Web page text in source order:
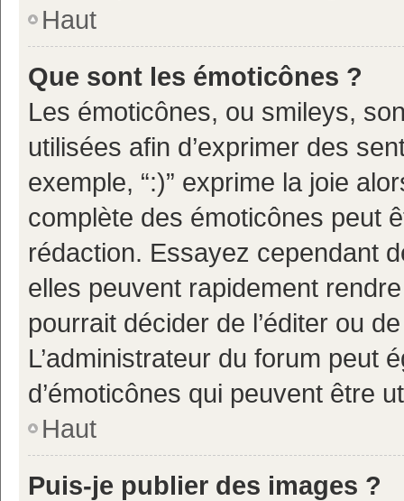
Haut
Que sont les émoticônes ?
Les émoticônes, ou smileys,
utilisées afin d’exprimer des
exemple, “:)” exprime la joie
complète des émoticônes peut
rédaction. Essayez cependant
elles peuvent rapidement
pourrait décider de l’éditer ou
L’administrateur du forum peut
d’émoticônes qui peuvent être
Haut
Puis-je publier des images ?